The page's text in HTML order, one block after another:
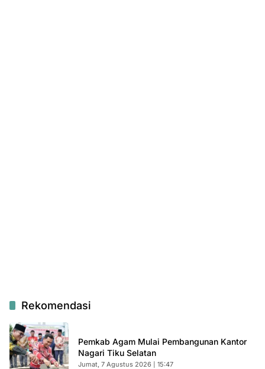
Rekomendasi
Pemkab Agam Mulai Pembangunan Kantor
Nagari Tiku Selatan
Jumat, 7 Agustus 2026 | 15:47